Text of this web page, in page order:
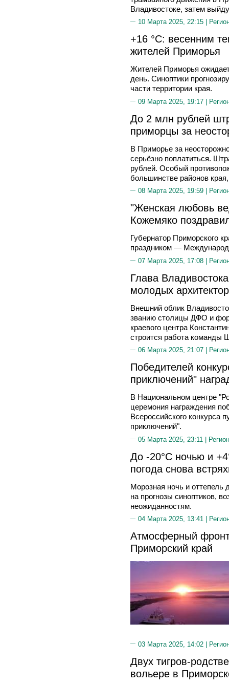
Владивостоке, затем
10 Марта 2025, 22:15 |
+16 °C: весенним
жителей Приморья
Жителей Приморья
день. Синоптики
части территории края.
09 Марта 2025, 19:17 |
До 2 млн рублей
приморцы за
В Приморье за
серьёзно поплатиться.
рублей. Особый
большинстве районов
08 Марта 2025, 19:59 |
"Женская любовь
Кожемяко
Губернатор Приморского
праздником —
07 Марта 2025, 17:08 |
Глава
молодых
Внешний облик
званию столицы ДФО и
краевого центра
строится работа команды
06 Марта 2025, 21:07 |
Победителей
приключений"
В Национальном центре
церемония награждения
Всероссийского конкурса
приключений".
05 Марта 2025, 23:11 |
До -20°C ночью и
погода снова
Морозная ночь и
на прогнозы синоптиков,
неожиданностям.
04 Марта 2025, 13:41 |
Атмосферный
Приморский край
03 Марта 2025, 14:02 |
Двух тигров-
вольере в